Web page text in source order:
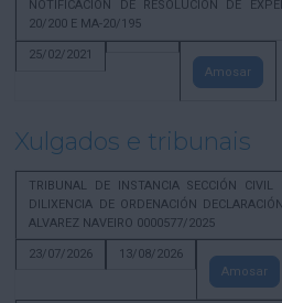
NOTIFICACION DE RESOLUCION DE
20/200 E MA-20/195
25/02/2021
Amosar
Xulgados e tribunais
TRIBUNAL DE INSTANCIA SECCIÓN
DILIXENCIA DE ORDENACIÓN
ALVAREZ NAVEIRO 0000577/2025
23/07/2026
13/08/2026
Amosar